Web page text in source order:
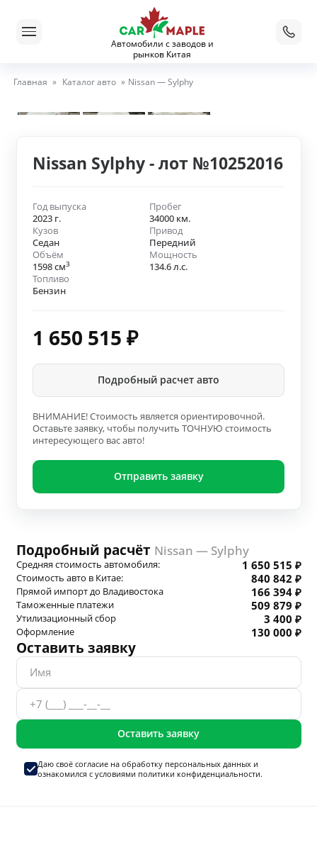
Автомобили с заводов и
рынков Китая
Главная » Каталог авто » Nissan — Sylphy
Nissan Sylphy - лот №10252016
Год выпуска
2023 г.
Пробег
34000 км.
Кузов
Седан
Привод
Передний
Объём
1598 см3
Мощность
134.6 л.с.
Топливо
Бензин
1 650 515 ₽
Подробный расчет авто
ВНИМАНИЕ! Стоимость является ориентировочной.
Оставьте заявку, чтобы получить ТОЧНУЮ стоимость
интересующего вас авто!
Отправить заявку
Подробный расчёт Nissan — Sylphy
Средняя стоимость автомобиля: 1 650 515 ₽
Стоимость авто в Китае: 840 842 ₽
Прямой импорт до Владивостока 166 394 ₽
Таможенные платежи 509 879 ₽
Утилизационный сбор 3 400 ₽
Оформление 130 000 ₽
Оставить заявку
Оставить заявку
Даю своё согласие на обработку персональных данныхи
ознакомился с условиями политики конфиденциальности.